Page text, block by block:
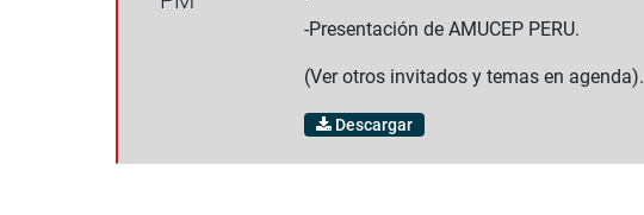
-Presentación de AMUCEP PERU.
(Ver otros invitados y temas en agenda).
Descargar